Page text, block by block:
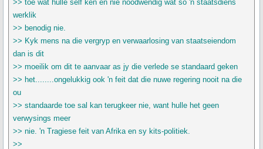
>> toe wat hulle self ken en nie noodwendig wat so 'n staatsdiens
werklik
>> benodig nie.
>> Kyk mens na die vergryp en verwaarlosing van staatseiendom
dan is dit
>> moeilik om dit te aanvaar as jy die verlede se standaard geken
>> het........ongelukkig ook 'n feit dat die nuwe regering nooit na die
ou
>> standaarde toe sal kan terugkeer nie, want hulle het geen
verwysings meer
>> nie. 'n Tragiese feit van Afrika en sy kits-politiek.
>>